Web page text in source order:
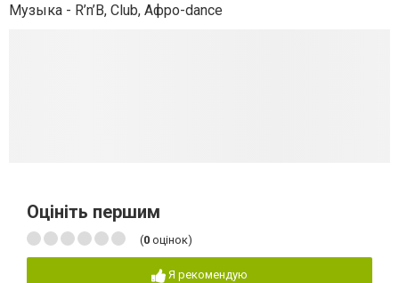
Музыка - R’n’B, Club, Aфро-dance
Оцініть першим
(0 оцінок)
Я рекомендую